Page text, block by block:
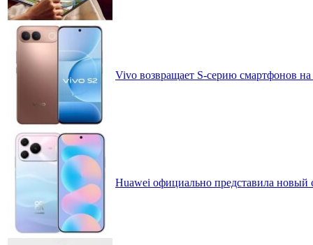
Vivo возвращает S-серию смартфонов
Huawei официально представила